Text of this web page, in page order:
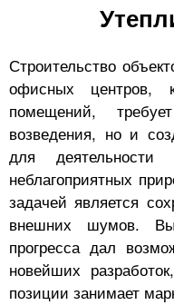
Строительство
офисных центров,
помещений,
возведения, но и
для
неблагоприятных
задачей является
внешних шумов.
прогресса дал
новейших
позиции занимает